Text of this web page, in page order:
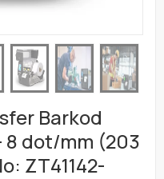
Barkod
8 dot/mm (203
ZT41142-